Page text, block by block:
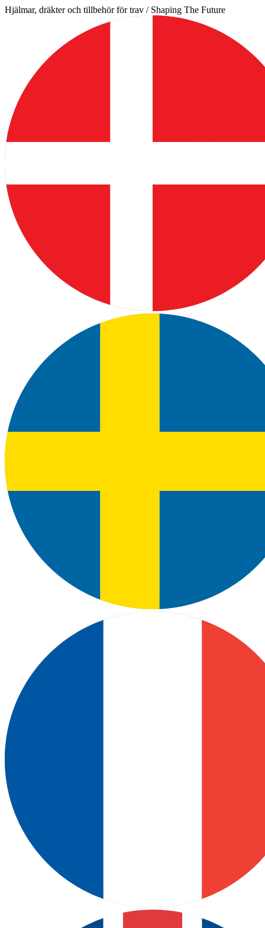
Hoppa
Hjälmar, dräkter och tillbehör för trav / Shaping The Future